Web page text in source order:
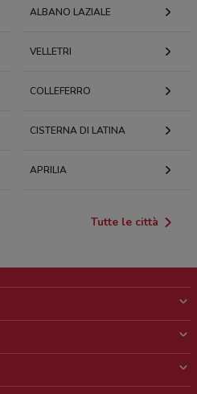
ALBANO LAZIALE
VELLETRI
COLLEFERRO
CISTERNA DI LATINA
APRILIA
Tutte le città